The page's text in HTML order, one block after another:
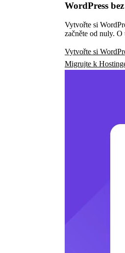
WordPress
Vytvořte si
začněte od nuly. O
Vytvořte si
Migrujte k